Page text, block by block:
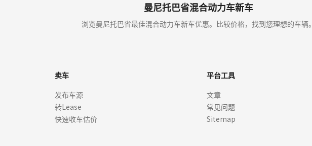
曼尼托巴省混合动力车新车
浏览曼尼托巴省最佳混合动力车新车优惠。比较价格，找到您理想的车辆
卖车
发布车源
转Lease
快速收车估价
平台工具
文章
常见问题
Sitemap